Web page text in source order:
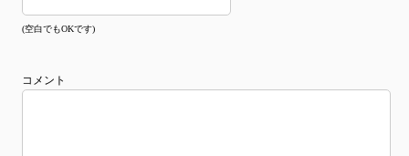
(空白でもOKです)
コメント